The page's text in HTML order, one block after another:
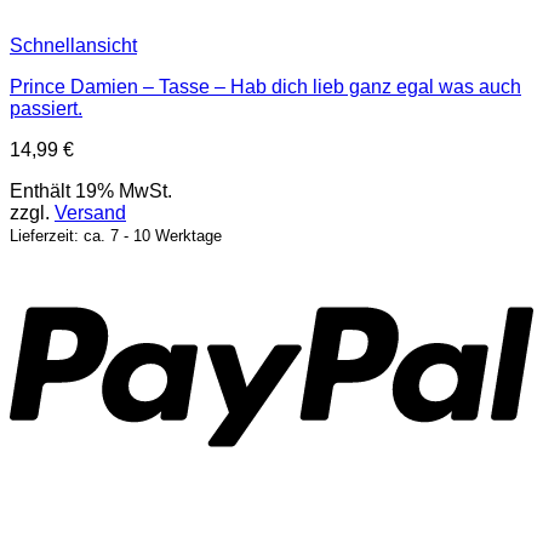
Schnellansicht
Prince Damien – Tasse – Hab dich lieb ganz egal was auch
passiert.
14,99 €
Enthält 19% MwSt.
zzgl. Versand
Lieferzeit: ca. 7 - 10 Werktage